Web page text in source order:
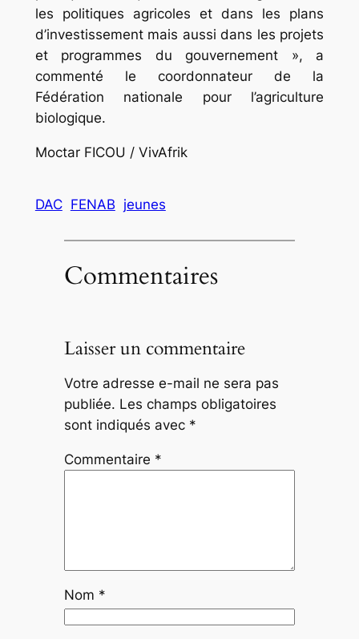
les politiques agricoles et dans les plans
d’investissement mais aussi dans les projets
et programmes du gouvernement », a
commenté le coordonnateur de la
Fédération nationale pour l’agriculture
biologique.
Moctar FICOU / VivAfrik
DAC FENAB jeunes
Commentaires
Laisser un commentaire
Votre adresse e-mail ne sera pas
publiée. Les champs obligatoires
sont indiqués avec *
Commentaire *
Nom *